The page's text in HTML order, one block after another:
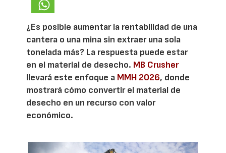
¿Es posible aumentar la rentabilidad de una
cantera o una mina sin extraer una sola
tonelada más? La respuesta puede estar
en el material de desecho. MB Crusher
llevará este enfoque a MMH 2026, donde
mostrará cómo convertir el material de
desecho en un recurso con valor
económico.